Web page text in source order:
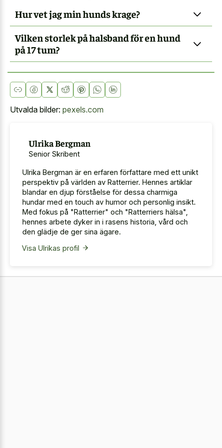
Hur vet jag min hunds krage?
Vilken storlek på halsband för en hund
på 17 tum?
Utvalda bilder: pexels.com
Ulrika Bergman
Senior Skribent
Ulrika Bergman är en erfaren författare med ett unikt
perspektiv på världen av Ratterrier. Hennes artiklar
blandar en djup förståelse för dessa charmiga
hundar med en touch av humor och personlig insikt.
Med fokus på "Ratterrier" och "Ratterriers hälsa",
hennes arbete dyker in i rasens historia, vård och
den glädje de ger sina ägare.
Visa Ulrikas profil